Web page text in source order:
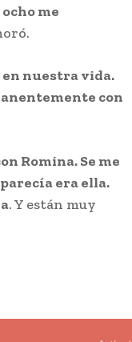
ocho me
nuestra vida.
con
Romina. Se me
era ella.
. Y están muy